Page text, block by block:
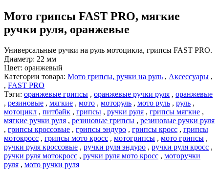
Мото грипсы FAST PRO, мягкие
ручки руля, оранжевые
Универсальные ручки на руль мотоцикла, грипсы FAST PRO.
Диаметр: 22 мм
Цвет: оранжевый
Категории товара: Мото грипсы, ручки на руль , Аксессуары ,
, FAST PRO
Тэги: оранжевые грипсы , оранжевые ручки руля , оранжевые
, резиновые , мягкие , мото , моторуль , мото руль , руль ,
мотоцикл , питбайк , грипсы , ручки руля , грипсы мягкие ,
мягкие ручки руля , резиновые грипсы , резиновые ручки руля
, грипсы кроссовые , грипсы эндуро , грипсы кросс , грипсы
мотокросс , грипсы мото кросс , мотогрипсы , мото грипсы ,
ручки руля кроссовые , ручки руля эндуро , ручки руля кросс ,
ручки руля мотокросс , ручки руля мото кросс , моторучки
руля , мото ручки руля